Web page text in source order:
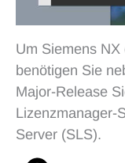
Um Siemens
benötigen Sie
Major-Release
Lizenzmanager-
Server (SLS).